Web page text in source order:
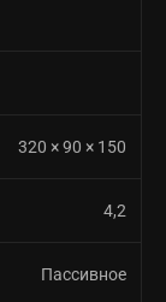
320 × 90 × 150
4,2
Пассивное